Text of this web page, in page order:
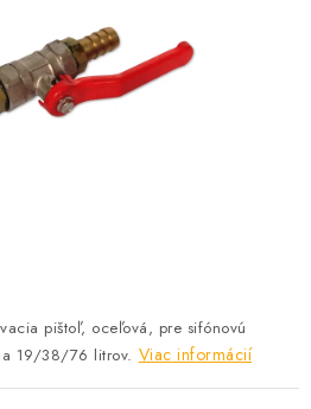
podmienky
Doprava a platba
Licenčné zmluvy k fotografiám
Ako funguje Packeta?
pištoľ, oceľová, pre sifónovú
19/38/76 litrov. Viac informácií